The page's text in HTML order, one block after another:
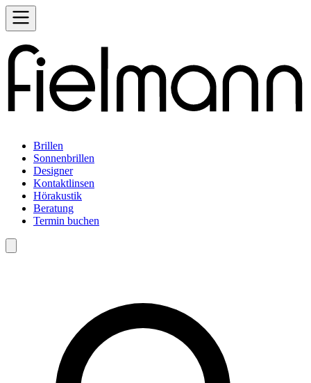
Brillen
Sonnenbrillen
Designer
Kontaktlinsen
Hörakustik
Beratung
Termin buchen